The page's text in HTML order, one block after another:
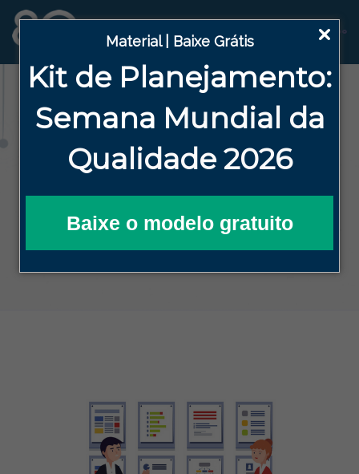
Material | Baixe Grátis
Kit de Planejamento:
Semana Mundial da
Qualidade 2026
Baixe o modelo gratuito
Blog
HOME
BLOG DA QUALIDADE EFICAZ
FERRAMENTAS DA QUALIDADE
TRANSPARÊNCIA NA INFORMAÇÃO COM O
Transparência